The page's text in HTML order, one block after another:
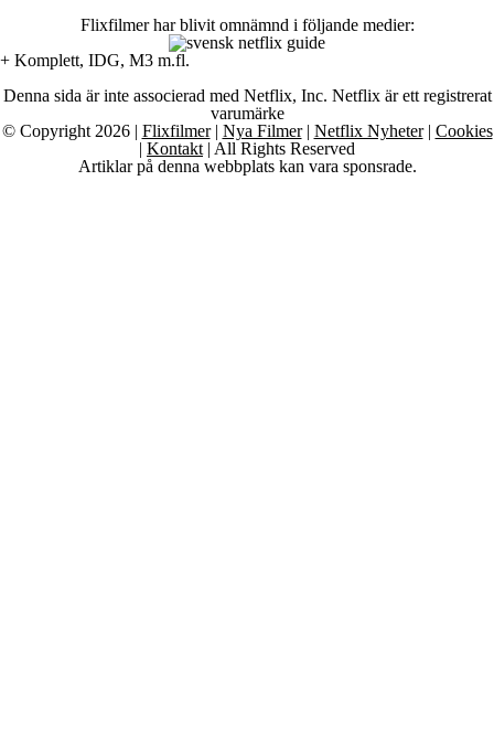
Flixfilmer har blivit omnämnd i följande medier:
+ Komplett, IDG, M3 m.fl.
Denna sida är inte associerad med Netflix, Inc. Netflix är ett registrerat
varumärke
© Copyright 2026 | Flixfilmer| Nya Filmer| Netflix Nyheter| Cookies
| Kontakt | All Rights Reserved
Artiklar på denna webbplats kan vara sponsrade.